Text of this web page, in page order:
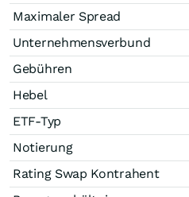
Maximaler Spread
Unternehmensverbund
Gebühren
Hebel
ETF-Typ
Notierung
Rating Swap Kontrahent